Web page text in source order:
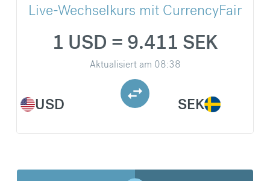
Live-Wechselkurs mit CurrencyFair
USD
1 USD = 9.411 SEK
Aktualisiert am 08:38
SEK